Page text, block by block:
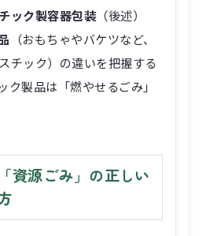
ック製容器包装（後述）
（おもちゃやバケツなど、
チック）の違いを把握する
ク製品は「燃やせるごみ」
資源ごみ」の正しい